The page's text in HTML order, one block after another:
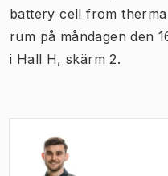
battery cell from
rum på måndagen den
i Hall H, skärm 2.